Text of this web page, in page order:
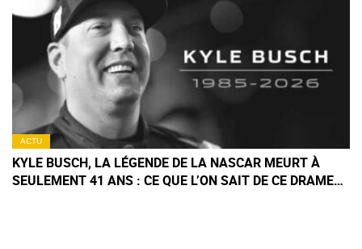
ACTU
KYLE BUSCH, LA LÉGENDE DE LA NASCAR MEURT À
SEULEMENT 41 ANS : CE QUE L’ON SAIT DE CE DRAME